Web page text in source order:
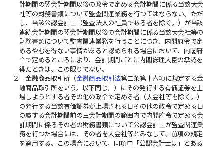
計期間の翌会計期間以後の政令で定める会計期間に係る当該大会
社等の財務書類について監査関連業務を行つてはならない。ただ
し、当該公認会計士（監査法人の社員である者を除く。）が当該
連続会計期間の翌会計期間以後の会計期間に係る当該大会社等の
財務書類について監査関連業務を行うことにつき、内閣府令で定
めるやむを得ない事情があると認められる場合において、内閣府
令で定めるところにより、会計期間ごとに内閣総理大臣の承認を
得たときは、この限りでない。
２
金融商品取引所（金融商品取引法第二条第十六項に規定する金
融商品取引所をいう。以下同じ。）にその発行する有価証券を上
場しようとする者その他の政令で定める者（大会社等を除く。）
の発行する当該有価証券が上場される日その他の政令で定める日
の属する会計期間前の三会計期間の範囲内で内閣府令で定める会
計期間に係るその者の財務書類について公認会計士が監査関連業
務を行つた場合には、その者を大会社等とみなして、前項の規定
を適用する。この場合において、同項中「公認会計士は」とある